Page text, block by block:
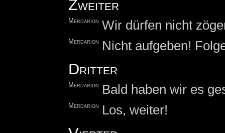
Zweiter
Merdarion Wir dürfen nicht
Merdarion Nicht aufgeben!
Dritter
Merdarion Bald haben wir es
Merdarion Los, weiter!